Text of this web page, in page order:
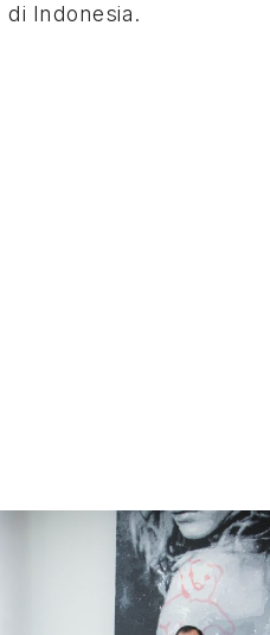
Indonesia.